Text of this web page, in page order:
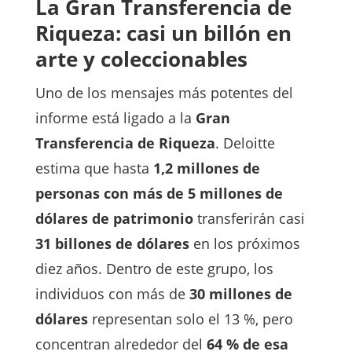
La Gran Transferencia de
Riqueza: casi un billón en
arte y coleccionables
Uno de los mensajes más potentes del
informe está ligado a la Gran
Transferencia de Riqueza. Deloitte
estima que hasta 1,2 millones de
personas con más de 5 millones de
dólares de patrimoniotransferirán casi
31 billones de dólaresen los próximos
diez años. Dentro de este grupo, los
individuos con más de 30 millones de
dólaresrepresentan solo el 13 %, pero
concentran alrededor del 64 % de esa